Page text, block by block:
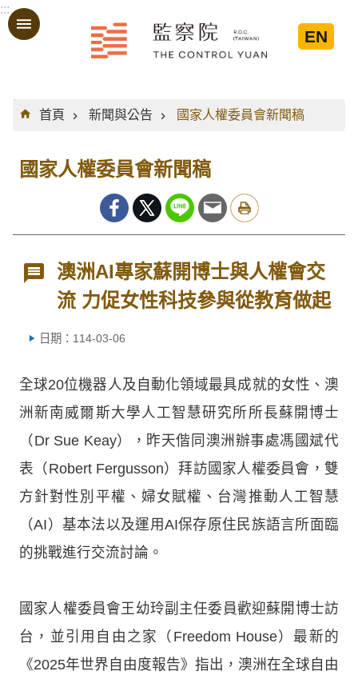
跳到主要內容區塊
:::
EN
:::
首頁
新聞與公告 國家人權委員會新聞稿
國家人權委員會新聞稿
澳洲AI專家蘇開博士與人權會交
流 力促女性科技參與從教育做起
日期：114-03-06
全球20位機器人及自動化領域最具成就的女性、澳
洲新南威爾斯大學人工智慧研究所所長蘇開博士
（Dr Sue Keay），昨天偕同澳洲辦事處馮國斌代
表（Robert Fergusson）拜訪國家人權委員會，雙
方針對性別平權、婦女賦權、台灣推動人工智慧
（AI）基本法以及運用AI保存原住民族語言所面臨
的挑戰進行交流討論。
國家人權委員會王幼玲副主任委員歡迎蘇開博士訪
台，並引用自由之家（Freedom House）最新的
《2025年世界自由度報告》指出，澳洲在全球自由